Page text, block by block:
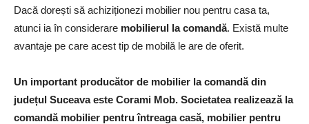
Dacă dorești să achiziționezi mobilier nou pentru casa ta,
atunci ia în considerare mobilierul la comandă. Există multe
avantaje pe care acest tip de mobilă le are de oferit.
Un important producător de mobilier la comandă din
județul Suceava este Corami Mob. Societatea realizează la
comandă mobilier pentru întreaga casă, mobilier pentru